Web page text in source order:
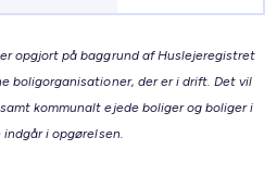
opgjort på baggrund af Huslejeregistret
boligorganisationer, der er i drift. Det vil
kommunalt ejede boliger og boliger i
i opgørelsen.